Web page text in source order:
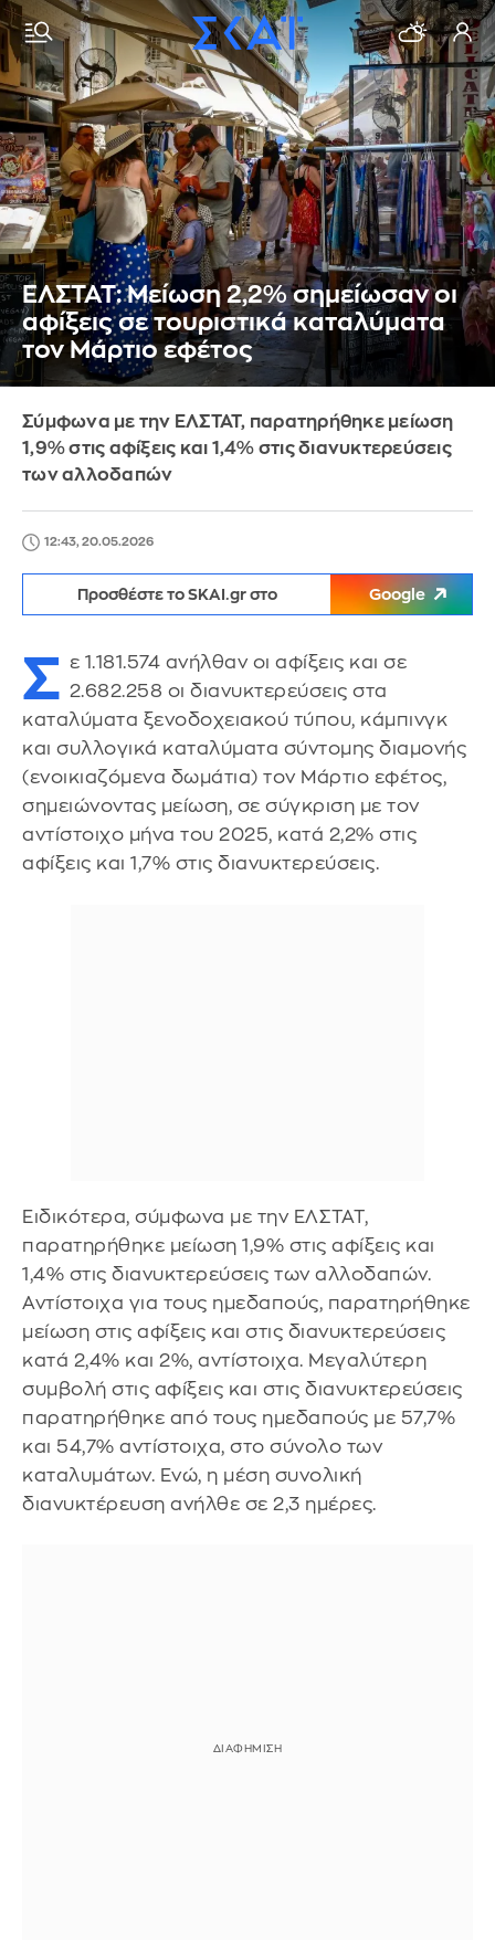
ΕΛΣΤΑΤ: Μείωση 2,2% σημείωσαν οι
αφίξεις σε τουριστικά καταλύματα
τον Μάρτιο εφέτος
Σύμφωνα με την ΕΛΣΤΑΤ, παρατηρήθηκε μείωση
1,9% στις αφίξεις και 1,4% στις διανυκτερεύσεις
των αλλοδαπών
12:43, 20.05.2026
Προσθέστε το SKAI.gr στο Google
Σ ε 1.181.574 ανήλθαν οι αφίξεις και σε
2.682.258 οι διανυκτερεύσεις στα
καταλύματα ξενοδοχειακού τύπου, κάμπινγκ
και συλλογικά καταλύματα σύντομης διαμονής
(ενοικιαζόμενα δωμάτια) τον Μάρτιο εφέτος,
σημειώνοντας μείωση, σε σύγκριση με τον
αντίστοιχο μήνα του 2025, κατά 2,2% στις
αφίξεις και 1,7% στις διανυκτερεύσεις.
Ειδικότερα, σύμφωνα με την ΕΛΣΤΑΤ,
παρατηρήθηκε μείωση 1,9% στις αφίξεις και
1,4% στις διανυκτερεύσεις των αλλοδαπών.
Αντίστοιχα για τους ημεδαπούς, παρατηρήθηκε
μείωση στις αφίξεις και στις διανυκτερεύσεις
κατά 2,4% και 2%, αντίστοιχα. Μεγαλύτερη
συμβολή στις αφίξεις και στις διανυκτερεύσεις
παρατηρήθηκε από τους ημεδαπούς με 57,7%
και 54,7% αντίστοιχα, στο σύνολο των
καταλυμάτων. Ενώ, η μέση συνολική
διανυκτέρευση ανήλθε σε 2,3 ημέρες.